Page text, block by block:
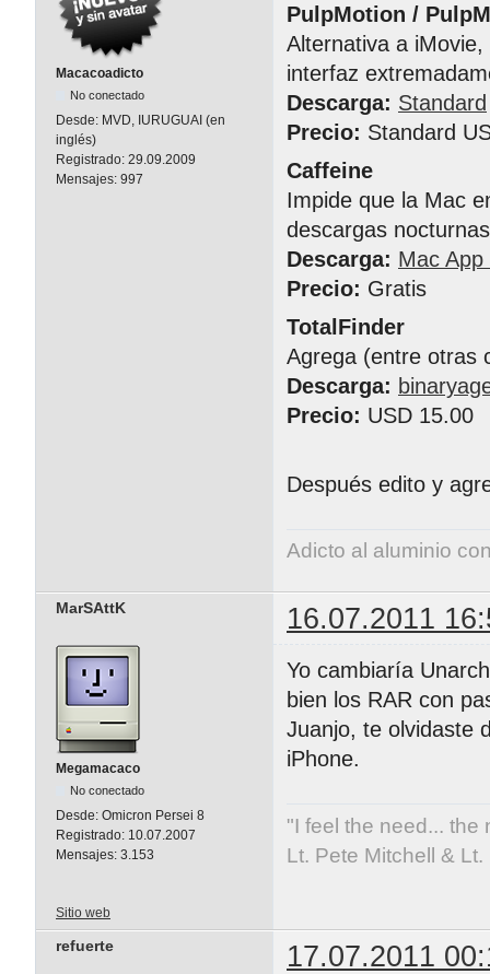
Macacoadicto
No conectado
Desde: MVD, IURUGUAI (en
inglés)
Registrado: 29.09.2009
Mensajes: 997
PulpMotion /
Alternativa a
interfaz
Descarga: Standard
Precio: Standard
Caffeine
Impide que la Mac
descargas
Descarga: Mac App
Precio: Gratis
TotalFinder
Agrega (entre otras
Descarga:
Precio: USD 15.00
Después edito y
Adicto al aluminio
MarSAttK 16.07.2011
Megamacaco
No conectado
Desde: Omicron Persei 8
Registrado: 10.07.2007
Mensajes: 3.153
Yo cambiaría
bien los RAR con
Juanjo, te olvidaste
iPhone.
"I feel the need... the
Lt. Pete Mitchell &
Sitio web
refuerte 17.07.2011